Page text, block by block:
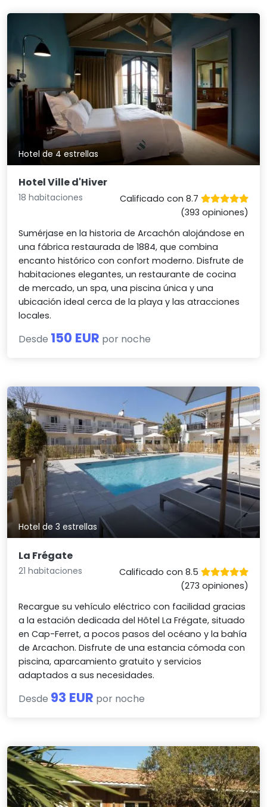
Hotel de 4 estrellas
Hotel Ville d'Hiver
18 habitaciones
Calificado con 8.7
(393 opiniones)
Sumérjase en la historia de Arcachón alojándose en
una fábrica restaurada de 1884, que combina
encanto histórico con confort moderno. Disfrute de
habitaciones elegantes, un restaurante de cocina
de mercado, un spa, una piscina única y una
ubicación ideal cerca de la playa y las atracciones
locales.
Desde 150 EUR por noche
Hotel de 3 estrellas
La Frégate
21 habitaciones
Calificado con 8.5
(273 opiniones)
Recargue su vehículo eléctrico con facilidad gracias
a la estación dedicada del Hôtel La Frégate, situado
en Cap-Ferret, a pocos pasos del océano y la bahía
de Arcachon. Disfrute de una estancia cómoda con
piscina, aparcamiento gratuito y servicios
adaptados a sus necesidades.
Desde 93 EUR por noche